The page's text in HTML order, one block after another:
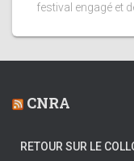
festival engagé et
CNRA
RETOUR SUR LE